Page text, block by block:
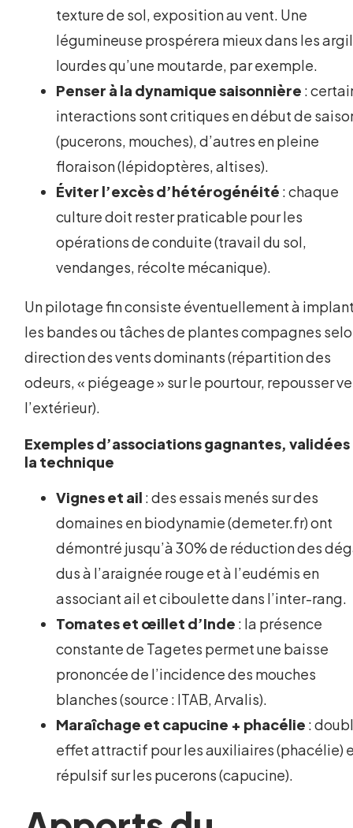
texture de sol, exposition au vent. Une
légumineuse prospérera mieux dans les
lourdes qu’une moutarde, par exemple.
Penser à la dynamique saisonnière :
interactions sont critiques en début de
(pucerons, mouches), d’autres en pleine
floraison (lépidoptères, altises).
Éviter l’excès d’hétérogénéité : chaque
culture doit rester praticable pour les
opérations de conduite (travail du sol,
vendanges, récolte mécanique).
Un pilotage fin consiste éventuellement à
les bandes ou tâches de plantes compagnes
direction des vents dominants (répartition des
odeurs, « piégeage » sur le pourtour, repousser
l’extérieur).
Exemples d’associations gagnantes,
la technique
Vignes et ail : des essais menés sur des
domaines en biodynamie (demeter.fr) ont
démontré jusqu’à 30% de réduction des
dus à l’araignée rouge et à l’eudémis en
associant ail et ciboulette dans l’inter-rang.
Tomates et œillet d’Inde : la présence
constante de Tagetes permet une baisse
prononcée de l’incidence des mouches
blanches (source : ITAB, Arvalis).
Maraîchage et capucine + phacélie :
effet attractif pour les auxiliaires (phacélie)
répulsif sur les pucerons (capucine).